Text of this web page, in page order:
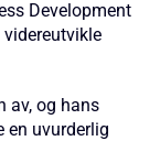
Development
av, og hans
uvurderlig